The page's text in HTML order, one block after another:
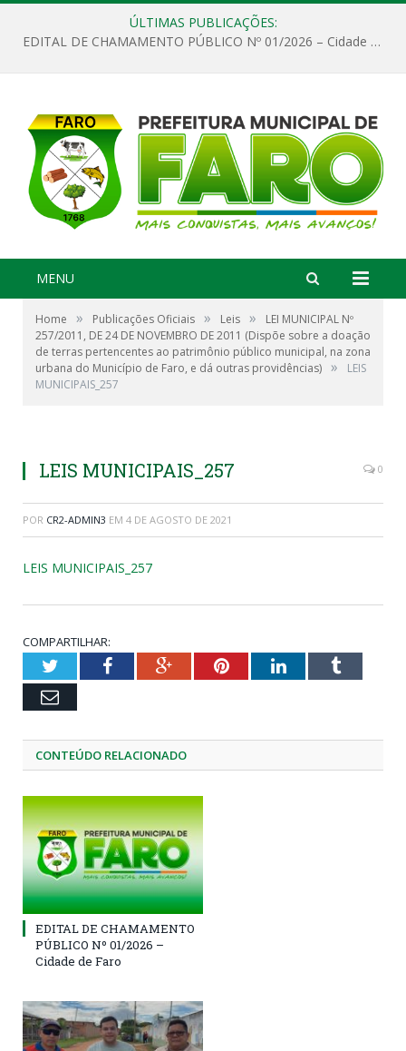
ÚLTIMAS PUBLICAÇÕES:
EDITAL DE CHAMAMENTO PÚBLICO Nº 01/2026 – Cidade de Faro
MENU
Home » Publicações Oficiais » Leis »
LEI MUNICIPAL Nº
257/2011, DE 24 DE NOVEMBRO DE 2011 (Dispõe sobre a doação
de terras pertencentes ao patrimônio público municipal, na zona
urbana do Município de Faro, e dá outras providências) »
LEIS
MUNICIPAIS_257
LEIS MUNICIPAIS_257 0
POR CR2-ADMIN3 EM 4 DE AGOSTO DE 2021
LEIS MUNICIPAIS_257
COMPARTILHAR:
TwitterFacebookGoogle+PinterestLinkedInTumblr
Email
CONTEÚDO RELACIONADO
EDITAL DE CHAMAMENTO
PÚBLICO Nº 01/2026 –
Cidade de Faro